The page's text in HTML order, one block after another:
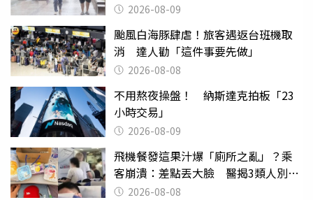
2026-08-09
颱風白海豚肆虐！旅客遇返台班機取
消 達人勸「這件事要先做」
2026-08-08
不用熬夜操盤！ 納斯達克拍板「23
小時交易」
2026-08-09
飛機餐發這果汁爆「廁所之亂」？乘
客崩潰：差點丟大臉 醫揭3類人別亂
喝 2026-08-08